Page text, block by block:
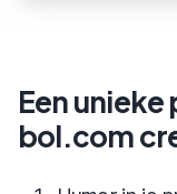
Een
bol.com